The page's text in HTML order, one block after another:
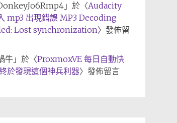
」於〈Audacity
mp3 出現錯誤 MP3 Decoding
Lost synchronization〉發佈留
牛」於〈ProxmoxVE 每日自動快
於發現這個神兵利器〉發佈留言